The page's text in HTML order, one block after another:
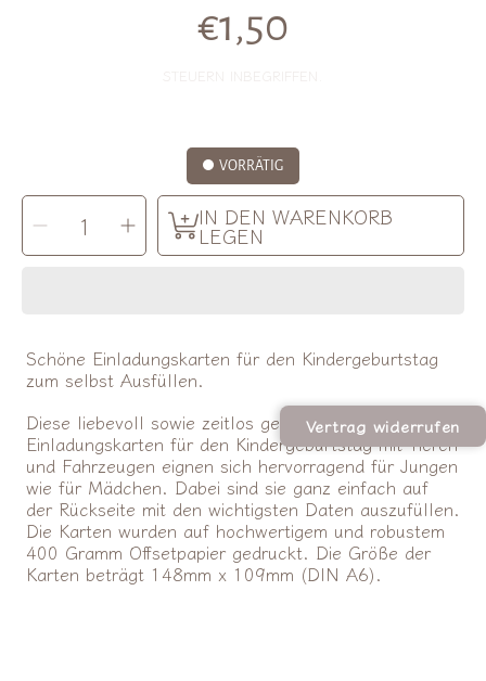
Normalpreis
€1,50
VORRÄTIG
MENGE
AUSWÄHLEN
Menge
für
Heeaven
|
Menge
für
Heeaven
|
IN DEN WARENKORB
LEGEN
Schöne Einladungskarten für den Kindergeburtstag
zum selbst Ausfüllen.
Diese liebevoll sowie zeitlos gestalteten
Einladungskarten für den Kindergeburtstag mit Tieren
und Fahrzeugen eignen sich hervorragend für Jungen
wie für Mädchen. Dabei sind sie ganz einfach auf
der Rückseite mit den wichtigsten Daten auszufüllen.
Die Karten wurden auf hochwertigem und robustem
400 Gramm Offsetpapier gedruckt. Die Größe der
Karten beträgt 148mm x 109mm (DIN A6).
Vertrag widerrufen